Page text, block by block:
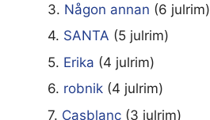
3. Någon annan (6 julrim)
4. SANTA (5 julrim)
5. Erika (4 julrim)
6. robnik (4 julrim)
7. Casblanc (3 julrim)